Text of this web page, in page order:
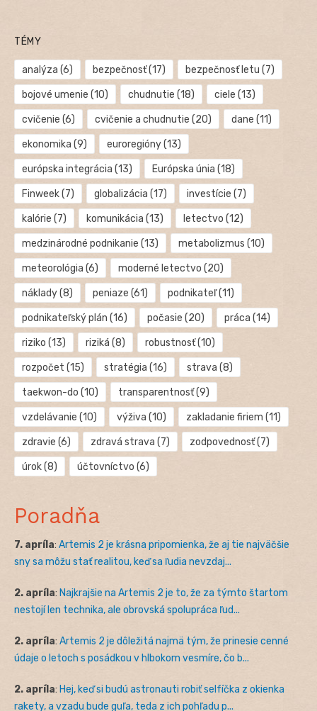
TÉMY
analýza (6) bezpečnosť(17) bezpečnosť letu (7)
bojové umenie (10) chudnutie (18) ciele (13)
cvičenie (6) cvičenie a chudnutie (20) dane (11)
ekonomika (9) euroregióny(13)
európska integrácia (13) Európska únia (18)
Finweek(7) globalizácia (17) investície (7)
kalórie (7) komunikácia (13) letectvo (12)
medzinárodné podnikanie (13) metabolizmus (10)
meteorológia (6) moderné letectvo (20)
náklady(8) peniaze (61) podnikateľ(11)
podnikateľský plán (16) počasie (20) práca (14)
riziko (13) riziká (8) robustnosť(10)
rozpočet (15) stratégia (16) strava (8)
taekwon-do (10) transparentnosť(9)
vzdelávanie (10) výživa (10) zakladanie firiem (11)
zdravie (6) zdravá strava (7) zodpovednosť(7)
úrok(8) účtovníctvo (6)
Poradňa
7. apríla: Artemis 2 je krásna pripomienka, že aj tie najväčšie
sny sa môžu stať realitou, keď sa ľudia nevzdaj...
2. apríla: Najkrajšie na Artemis 2 je to, že za týmto štartom
nestojí len technika, ale obrovská spolupráca ľud...
2. apríla: Artemis 2 je dôležitá najmä tým, že prinesie cenné
údaje o letoch s posádkou v hlbokom vesmíre, čo b...
2. apríla: Hej, keď si budú astronauti robiť selfíčka z okienka
rakety, a vzadu bude guľa, teda z ich pohľadu p...